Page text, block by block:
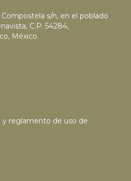
s/n, en el poblado
C.P. 54284,
México.
reglamento de uso de